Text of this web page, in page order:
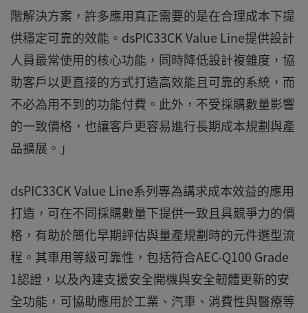
階解決方案，許多應用真正需要的是在合理成本下提
供穩定可靠的效能。dsPIC33CK Value Line提供設計
人員最常使用的核心功能，同時降低設計複雜度，協
助客戶以更直接的方式打造高效能且可靠的系統，而
不必為用不到的功能付費。此外，不受採購數量影響
的一致價格，也讓客戶更容易進行長期成本規劃與產
品擴展。」
dsPIC33CK Value Line系列專為講求成本效益的應用
打造，可在不同採購數量下提供一致且具競爭力的價
格，有助於簡化早期評估與量產規劃時的元件選型流
程。其車用等級可靠性，包括符合AEC-Q100 Grade
1認證，以及內建支援安全開機與安全韌體更新的安
全功能，可協助應用於工業、汽車、消費性與醫療等